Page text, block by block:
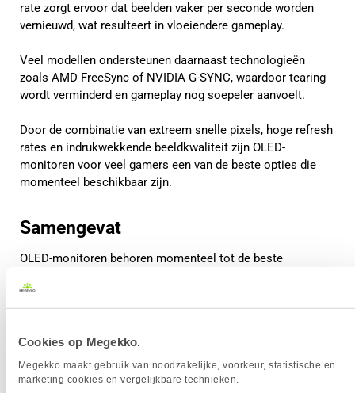
Cookies op Megekko.
Megekko maakt gebruik van noodzakelijke, voorkeur, statistische en
marketing cookies en vergelijkbare technieken.
rate zorgt ervoor dat beelden vaker per seconde worden
vernieuwd, wat resulteert in vloeiendere gameplay.
Veel modellen ondersteunen daarnaast technologieën
zoals AMD FreeSync of NVIDIA G-SYNC, waardoor tearing
wordt verminderd en gameplay nog soepeler aanvoelt.
Door de combinatie van extreem snelle pixels, hoge refresh
rates en indrukwekkende beeldkwaliteit zijn OLED-
monitoren voor veel gamers een van de beste opties die
momenteel beschikbaar zijn.
Samengevat
OLED-monitoren behoren momenteel tot de beste
pixel zelf licht geeft, kunnen OLED-schermen perfecte
zwartwaarden en een extreem hoog contrast leveren.
In combinatie met zeer snelle responstijden en hoge
refresh rates zorgt dit voor een indrukwekkende
beeldkwaliteit, zowel bij gaming als bij films en andere